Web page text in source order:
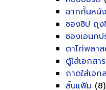
ฉากกั้นหนั
ซองซิป ถุง
ซองเอนกป
ตาไก่พลา
ตู้ใส่เอกสาร
ถาดใส่เอก
ลิ้นแฟ้ม (8)